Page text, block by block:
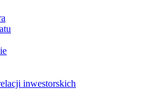
inwestorskich